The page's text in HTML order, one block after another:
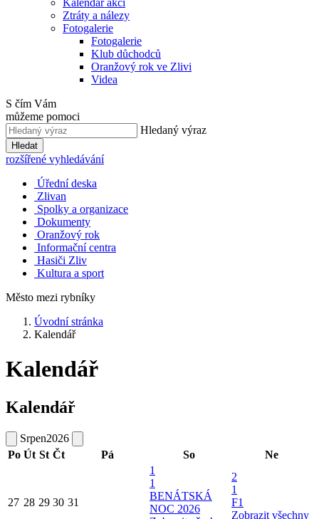
Kalendář akcí
Ztráty a nálezy
Fotogalerie
Fotogalerie
Klub důchodců
Oranžový rok ve Zlivi
Videa
S čím Vám
můžeme pomoci
Hledaný výraz
Hledat
rozšířené vyhledávání
Úřední deska
Zlivan
Spolky a organizace
Dokumenty
Oranžový rok
Informační centra
Hasiči Zliv
Kultura a sport
Město mezi rybníky
Úvodní stránka
Kalendář
Kalendář
Kalendář
Srpen2026
Po Út St Čt Pá So Ne
27 28 29 30 31
1
1
BENÁTSKÁ
NOC 2026
2
1
F1
Zobrazit všechny